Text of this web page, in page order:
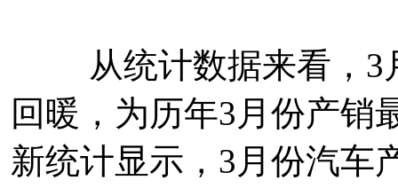
从统计数据来看，3
回暖，为历年3月份产销
新统计显示，3月份汽车